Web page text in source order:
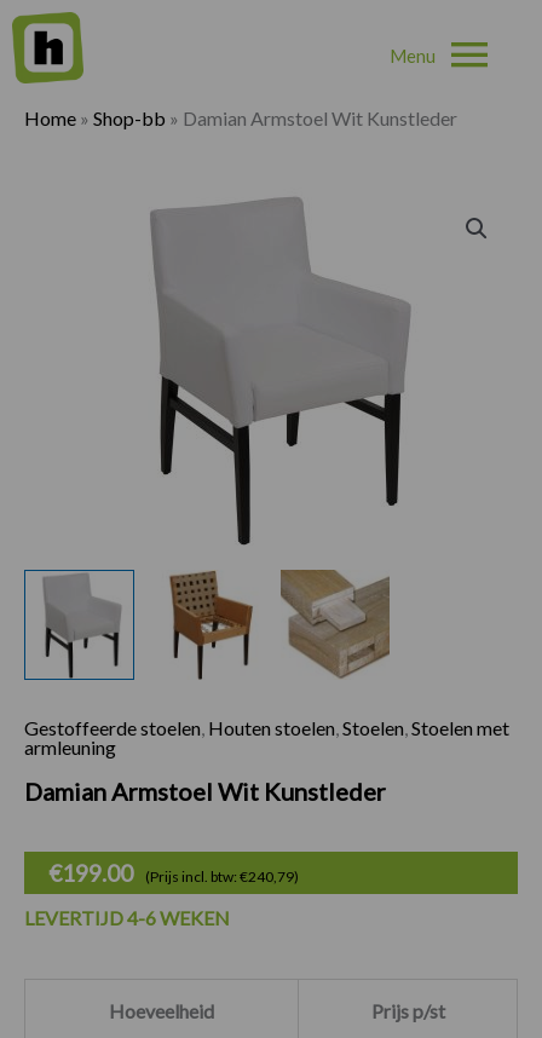
Home » Shop-bb » Damian Armstoel Wit Kunstleder
Gestoffeerde stoelen Houten stoelen Stoelen Stoelen met
armleuning
Damian Armstoel Wit Kunstleder
€199.00 (Prijs incl. btw: €240,79)
LEVERTIJD 4-6 WEKEN
Hoeveelheid Prijs p/st
Damian Armstoel